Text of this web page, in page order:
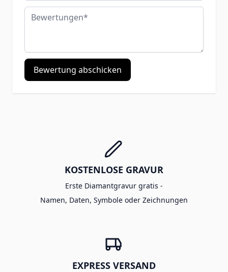
Bewertungen
Bewertung abschicken
KOSTENLOSE GRAVUR
Erste Diamantgravur gratis -
Namen, Daten, Symbole oder Zeichnungen
EXPRESS VERSAND